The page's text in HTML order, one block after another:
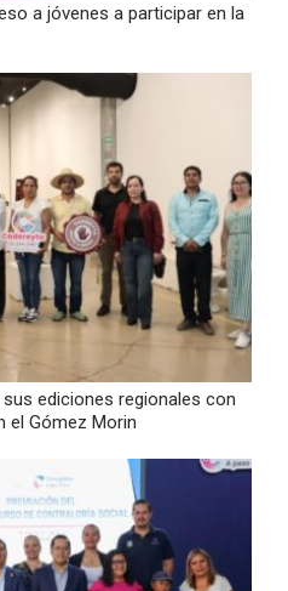
a jóvenes a participar en la
ediciones regionales con
el Gómez Morin